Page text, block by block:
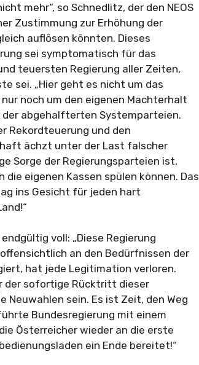
mehr“, so Schnedlitz, der den NEOS
Zustimmung zur Erhöhung der
auflösen könnten. Dieses
sei symptomatisch für das
teuersten Regierung aller Zeiten,
sei. „Hier geht es nicht um das
noch um den eigenen Machterhalt
der abgehalfterten Systemparteien.
Rekordteuerung und den
ächzt unter der Last falscher
Sorge der Regierungsparteien ist,
eigenen Kassen spülen können. Das
ins Gesicht für jeden hart
voll: „Diese Regierung
an den Bedürfnissen der
hat jede Legitimation verloren.
der sofortige Rücktritt dieser
Neuwahlen sein. Es ist Zeit, den Weg
Bundesregierung mit einem
Österreicher wieder an die erste
ein Ende bereitet!“